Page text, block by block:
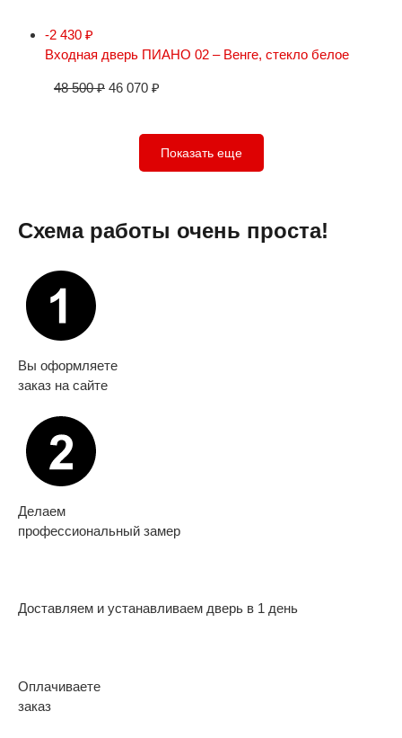
-2 430 ₽
Входная дверь ПИАНО 02 – Венге, стекло белое
48 500₽ 46 070 ₽
Показать еще
Схема работы очень проста!
Вы оформляете
заказ на сайте
Делаем
профессиональный замер
Доставляем и устанавливаем дверь в 1 день
Оплачиваете
заказ